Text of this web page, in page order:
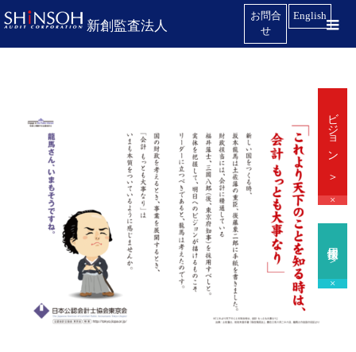
新創監査法人
English
お問合
せ
ビジョン ＞
×
採用情報 ＞
×